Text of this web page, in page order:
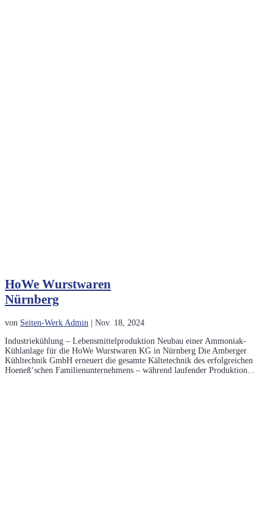
HoWe Wurstwaren
Nürnberg
von Seiten-Werk Admin | Nov. 18, 2024
Industriekühlung – Lebensmittelproduktion Neubau einer Ammoniak-
Kühlanlage für die HoWe Wurstwaren KG in Nürnberg Die Amberger
Kühltechnik GmbH erneuert die gesamte Kältetechnik des erfolgreichen
Hoeneß‘schen Familienunternehmens – während laufender Produktion...